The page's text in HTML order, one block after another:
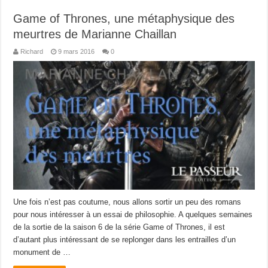
Game of Thrones, une métaphysique des
meurtres de Marianne Chaillan
Richard 9 mars 2016 0
Une fois n’est pas coutume, nous allons sortir un peu des romans
pour nous intéresser à un essai de philosophie. A quelques semaines
de la sortie de la saison 6 de la série Game of Thrones, il est
d’autant plus intéressant de se replonger dans les entrailles d’un
monument de …